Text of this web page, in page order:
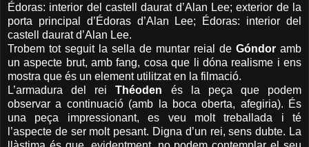
Édoras: interior del castell daurat d’Alan Lee; exterior de la
porta principal d’Édoras d’Alan Lee; Édoras: interior del
castell daurat d’Alan Lee.
Trobem tot seguit la sella de muntar reial de Góndor amb
un aspecte brut, amb fang, cosa que li dóna realisme i ens
mostra que és un element utilitzat en la filmació.
L’armadura del reiThéoden és la peça que podem
observar a continuació (amb la boca oberta, afegiria). És
una peça impressionant, es veu molt treballada i té
l’aspecte de ser molt pesant. Digna d’un rei, sens dubte. La